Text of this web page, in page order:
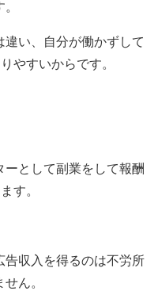
い、自分が働かずして
やすいからです。
として副業をして報酬
す。
告収入を得るのは不労所
ん。